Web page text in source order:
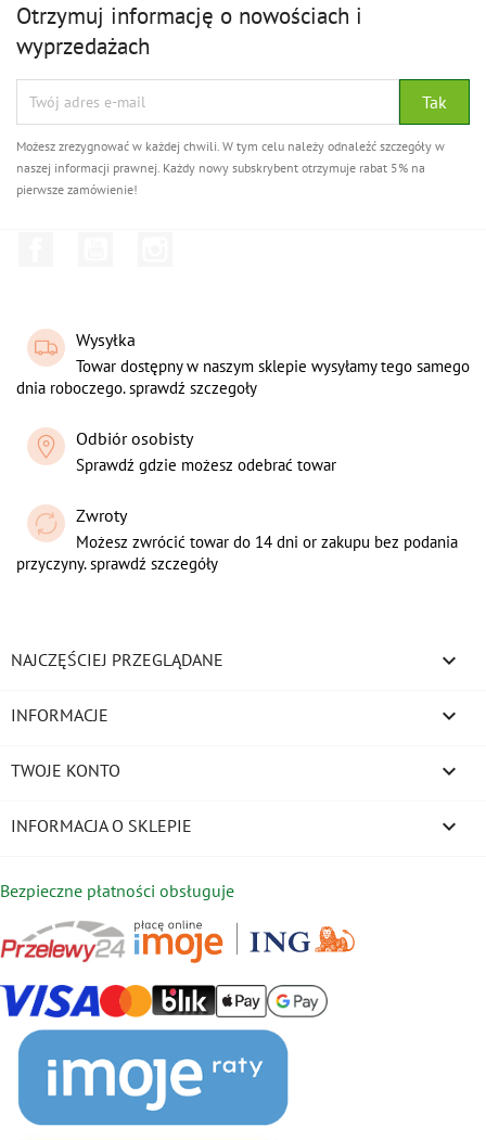
Otrzymuj informację o nowościach i
wyprzedażach
Możesz zrezygnować w każdej chwili. W tym celu należy odnaleźć szczegóły w
naszej informacji prawnej. Każdy nowy subskrybent otrzymuje rabat 5% na
pierwsze zamówienie!
Wysyłka
Towar dostępny w naszym sklepie wysyłamy tego samego
dnia roboczego. sprawdź szczegoły
Odbiór osobisty
Sprawdź gdzie możesz odebrać towar
Zwroty
Możesz zwrócić towar do 14 dni or zakupu bez podania
przyczyny. sprawdź szczegóły
NAJCZĘŚCIEJ PRZEGLĄDANE 
INFORMACJE 
TWOJE KONTO 
INFORMACJA O SKLEPIE keyboard_arrow_down
Bezpieczne płatności obsługuje